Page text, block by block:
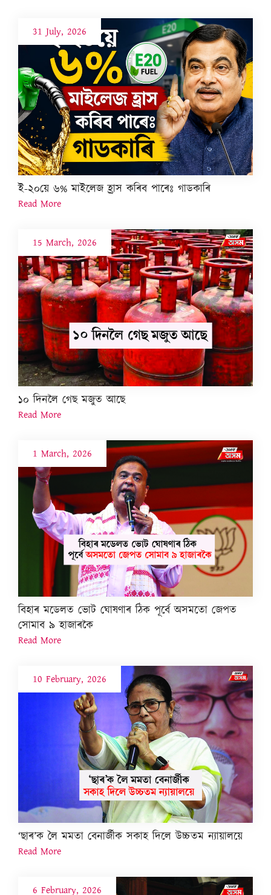
31 July, 2026
ই-২০য়ে ৬% মাইলেজ হ্ৰাস কৰিব পাৰেঃ গাডকাৰি
Read More
15 March, 2026
১০ দিনলৈ গেছ মজুত আছে
Read More
1 March, 2026
বিহাৰ মডেলত ভোট ঘোষণাৰ ঠিক পূৰ্বে অসমতো জেপত
সোমাব ৯ হাজাৰকৈ
Read More
10 February, 2026
‘ছাৰ’ক লৈ মমতা বেনাৰ্জীক সকাহ দিলে উচ্চতম ন্যায়ালয়ে
Read More
6 February, 2026